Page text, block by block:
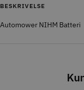
BESKRIVELSE
Automower NIHM Batteri